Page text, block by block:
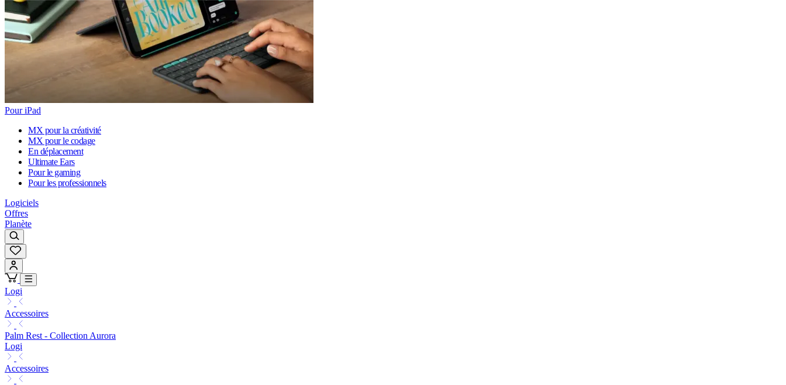
Pour iPad
MX pour la créativité
MX pour le codage
En déplacement
Ultimate Ears
Pour le gaming
Pour les professionnels
Logiciels
Offres
Planète
Logi
Accessoires
Palm Rest - Collection Aurora
Logi
Accessoires